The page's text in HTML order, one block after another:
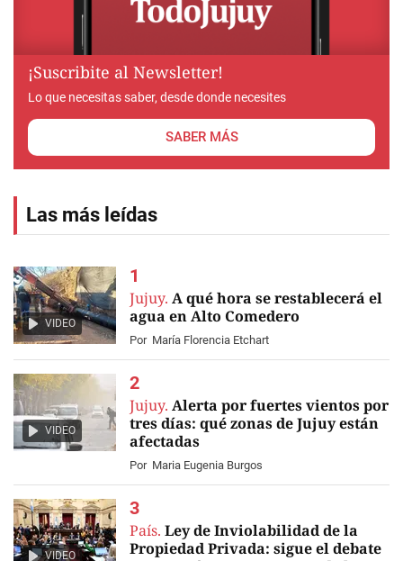
¡Suscribite al Newsletter!
Lo que necesitas saber, desde donde necesites
SABER MÁS
Las más leídas
VIDEO
Jujuy. A qué hora se restablecerá el
agua en Alto Comedero
Por María Florencia Etchart
VIDEO
Jujuy. Alerta por fuertes vientos por
tres días: qué zonas de Jujuy están
afectadas
Por Maria Eugenia Burgos
VIDEO
País. Ley de Inviolabilidad de la
Propiedad Privada: sigue el debate